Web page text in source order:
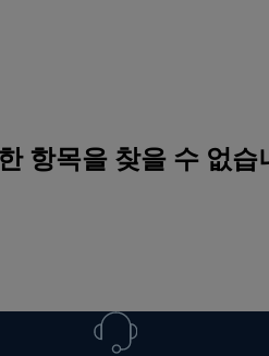
항목을 찾을 수 없